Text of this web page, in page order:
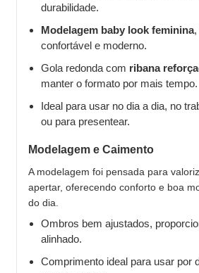
durabilidade.
Modelagem baby look feminina,
confortável e moderno.
Gola redonda com ribana
manter o formato por mais tempo.
Ideal para usar no dia a dia, no
ou para presentear.
Modelagem e Caimento
A modelagem foi pensada para
apertar, oferecendo conforto e boa
do dia.
Ombros bem ajustados,
alinhado.
Comprimento ideal para usar por